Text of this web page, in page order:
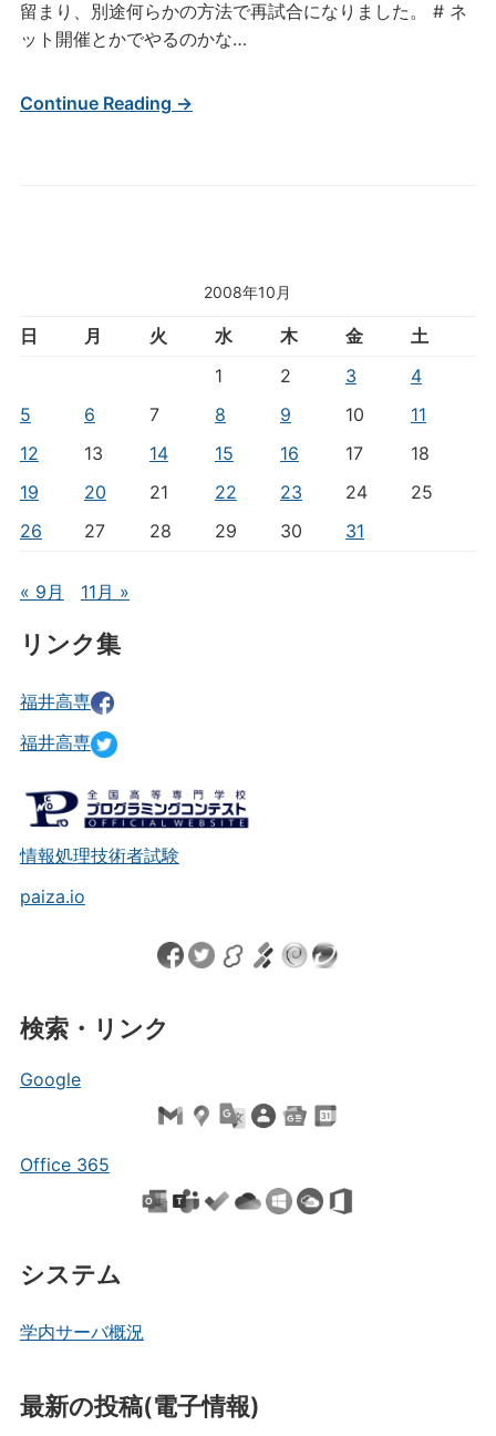
2008年10月
日 月 火 水 木 金
土
1
2 3
4
5
6 7 8 9 10
11
12
13 14 15 16 17
18
19
20 21 22 23 24
25
26
27 28 29 30 31
« 9月 11月 »
リンク集
福井高専
福井高専
情報処理技術者試験
paiza.io
検索・リンク
Google
Office 365
留まり、別途何らかの方法で再試合になりました。 # ネ
ット開催とかでやるのかな…
Continue Reading →
システム
学内サーバ概況
最新の投稿(電子情報)